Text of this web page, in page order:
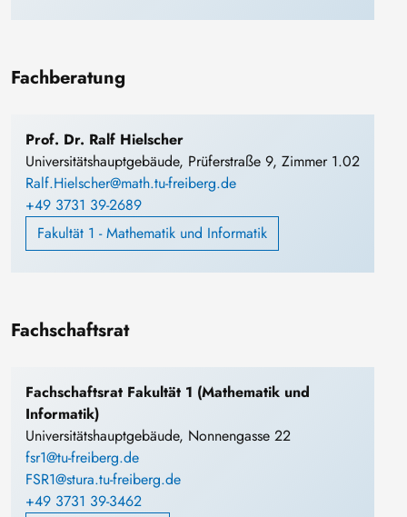
Fachberatung
Prof. Dr. Ralf Hielscher
Universitätshauptgebäude, Prüferstraße 9, Zimmer 1.02
Ralf.Hielscher@math.tu-freiberg.de
+49 3731 39-2689
Fakultät 1 - Mathematik und Informatik
Fachschaftsrat
Fachschaftsrat Fakultät 1 (Mathematik und
Informatik)
Universitätshauptgebäude, Nonnengasse 22
fsr1@tu-freiberg.de
FSR1@stura.tu-freiberg.de
+49 3731 39-3462